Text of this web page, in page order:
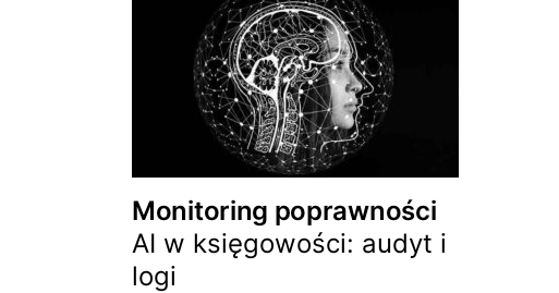
Monitoring poprawności
AI w księgowości: audyt i
logi